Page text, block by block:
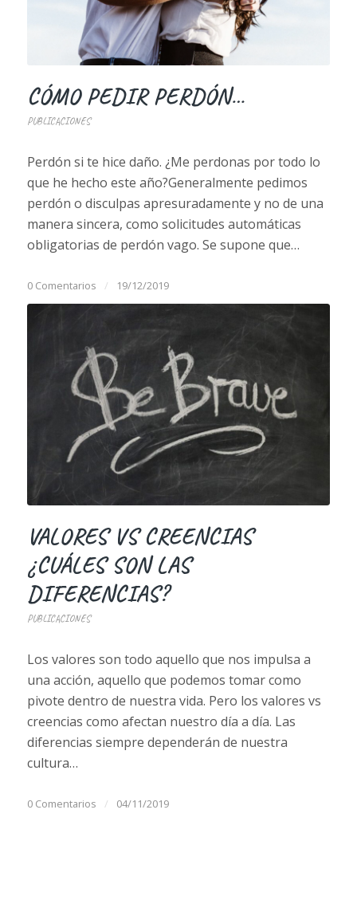
CÓMO PEDIR PERDÓN…
PUBLICACIONES
Perdón si te hice daño. ¿Me perdonas por todo lo
que he hecho este año?Generalmente pedimos
perdón o disculpas apresuradamente y no de una
manera sincera, como solicitudes automáticas
obligatorias de perdón vago. Se supone que…
0 Comentarios / 19/12/2019
VALORES VS CREENCIAS
¿CUÁLES SON LAS
DIFERENCIAS?
PUBLICACIONES
Los valores son todo aquello que nos impulsa a
una acción, aquello que podemos tomar como
pivote dentro de nuestra vida. Pero los valores vs
creencias como afectan nuestro día a día. Las
diferencias siempre dependerán de nuestra
cultura…
0 Comentarios / 04/11/2019